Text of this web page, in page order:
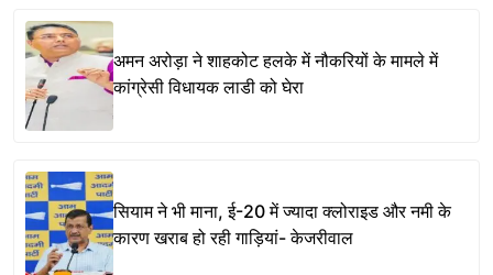
अमन अरोड़ा ने शाहकोट हलके में नौकरियों के मामले में
कांग्रेसी विधायक लाडी को घेरा
सियाम ने भी माना, ई-20 में ज्यादा क्लोराइड और नमी के
कारण खराब हो रही गाड़ियां- केजरीवाल